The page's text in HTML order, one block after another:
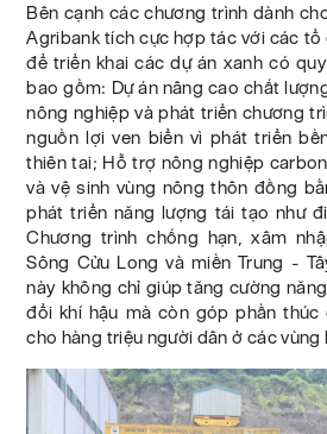
Bên cạnh các chương trình dành
Agribank tích cực hợp tác với các tổ
để triển khai các dự án xanh có
bao gồm: Dự án nâng cao chất
nông nghiệp và phát triển chương
nguồn lợi ven biển vì phát triển
thiên tai; Hỗ trợ nông nghiệp
và vệ sinh vùng nông thôn đồng
phát triển năng lượng tái tạo như
Chương trình chống hạn, xâm
Sông Cửu Long và miền Trung -
này không chỉ giúp tăng cường
đổi khí hậu mà còn góp phần thúc
cho hàng triệu người dân ở các vùng